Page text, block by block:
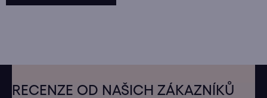
RECENZE OD NAŠICH ZÁKAZNÍKŮ